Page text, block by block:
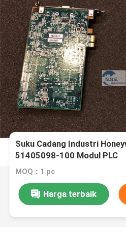
Suku Cadang Industri
51405098-100 Modul PLC
MOQ：1 pc
Harga terbaik